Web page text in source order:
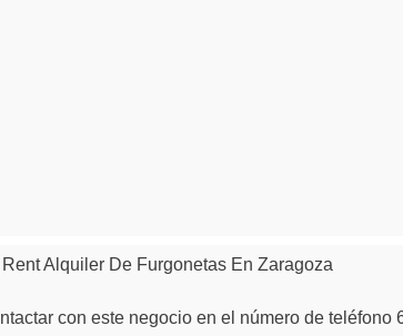
Alquiler De Furgonetas En Zaragoza
con este negocio en el número de